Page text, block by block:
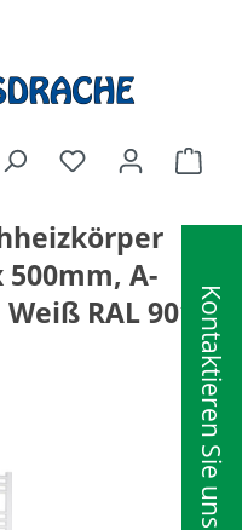
Kontaktieren Sie uns
500mm, A-
RAL 9016